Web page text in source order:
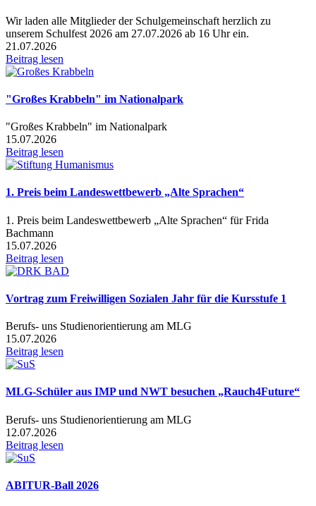
Wir laden alle Mitglieder der Schulgemeinschaft herzlich zu
unserem Schulfest 2026 am 27.07.2026 ab 16 Uhr ein.
21.07.2026
Beitrag lesen
"Großes Krabbeln" im Nationalpark
"Großes Krabbeln" im Nationalpark
15.07.2026
Beitrag lesen
1. Preis beim Landeswettbewerb „Alte Sprachen“
1. Preis beim Landeswettbewerb „Alte Sprachen“ für Frida
Bachmann
15.07.2026
Beitrag lesen
Vortrag zum Freiwilligen Sozialen Jahr für die Kursstufe 1
Berufs- uns Studienorientierung am MLG
15.07.2026
Beitrag lesen
MLG-Schüler aus IMP und NWT besuchen „Rauch4Future“
Berufs- uns Studienorientierung am MLG
12.07.2026
Beitrag lesen
ABITUR-Ball 2026